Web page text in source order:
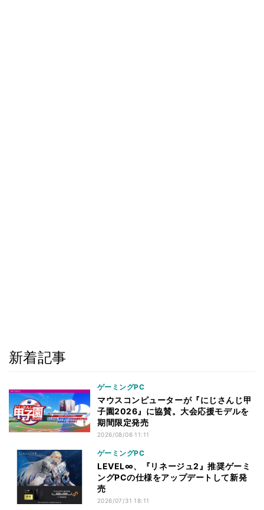
新着記事
ゲーミングPC
マウスコンピューターが『にじさんじ甲
子園2026』に協賛。大会応援モデルを
期間限定発売
2026/08/06 11:11
ゲーミングPC
LEVEL∞、『リネージュ2』推奨ゲーミ
ングPCの仕様をアップデートして新発
売
2026/07/31 18:11